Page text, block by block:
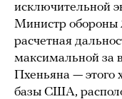
исключительной
Министр обороны
расчетная
максимальной за
Пхеньяна — этого
базы США,